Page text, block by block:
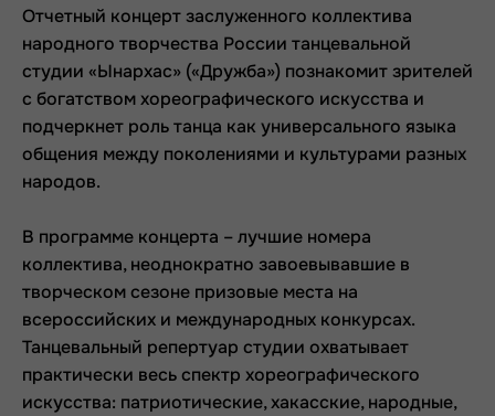
Отчетный концерт заслуженного коллектива
народного творчества России танцевальной
студии «Ынархас» («Дружба») познакомит зрителей
с богатством хореографического искусства и
подчеркнет роль танца как универсального языка
общения между поколениями и культурами разных
народов.
В программе концерта – лучшие номера
коллектива, неоднократно завоевывавшие в
творческом сезоне призовые места на
всероссийских и международных конкурсах.
Танцевальный репертуар студии охватывает
практически весь спектр хореографического
искусства: патриотические, хакасские, народные,